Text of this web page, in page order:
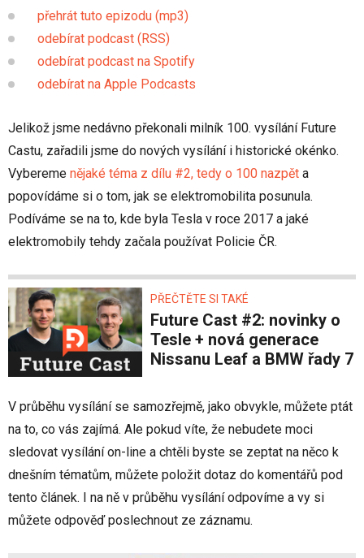
přehrát tuto epizodu (mp3)
odebírat podcast (RSS)
odebírat podcast na Spotify
odebírat na Apple Podcasts
Jelikož jsme nedávno překonali milník 100. vysílání Future
Castu, zařadili jsme do nových vysílání i historické okénko.
Vybereme nějaké téma z dílu #2, tedy o 100 nazpět a
popovídáme si o tom, jak se elektromobilita posunula.
Podíváme se na to, kde byla Tesla v roce 2017 a jaké
elektromobily tehdy začala používat Policie ČR.
PŘEČTĚTE SI TAKÉ
Future Cast #2: novinky o
Tesle + nová generace
Nissanu Leaf a BMW řady 7
V průběhu vysílání se samozřejmě, jako obvykle, můžete ptát
na to, co vás zajímá. Ale pokud víte, že nebudete moci
sledovat vysílání on-line a chtěli byste se zeptat na něco k
dnešním tématům, můžete položit dotaz do komentářů pod
tento článek. I na ně v průběhu vysílání odpovíme a vy si
můžete odpověď poslechnout ze záznamu.